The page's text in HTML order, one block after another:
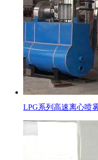
LPG系列高速离心喷